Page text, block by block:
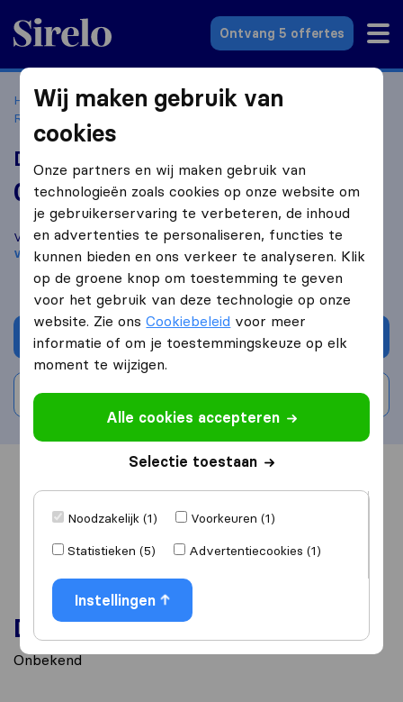
Sirelo.nl
Ontvang 5 offertes
Home Verhuisbedrijven
Verhuisbedrijven
Raamsdonksveer
DM ontruimingen & verhuizingen
0,0 gebaseerd op0
Sirelo en Google reviews
Vergelijk DM ontruimingen & verhuizingen met andere
verhuisbedrijvenuitRaamsdonksveer
Vraag offerte aan
Schrijf beoordeling
Diensten
Onbekend
Wij maken gebruik van
cookies
Onze partners en wij maken gebruik van
technologieën zoals cookies op onze website om
je gebruikerservaring te verbeteren, de inhoud
en advertenties te personaliseren, functies te
kunnen bieden en ons verkeer te analyseren. Klik
op de groene knop om toestemming te geven
voor het gebruik van deze technologie op onze
website. Zie onsCookiebeleid voor meer
informatie of om je toestemmingskeuze op elk
moment te wijzigen.
Alle cookies accepteren
Selectie toestaan
Noodzakelijk (1)
Voorkeuren (1)
Statistieken (5)
Advertentiecookies (1)
Instellingen